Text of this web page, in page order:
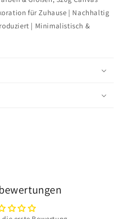
für Zuhause | Nachhaltig
| Minimalistisch &